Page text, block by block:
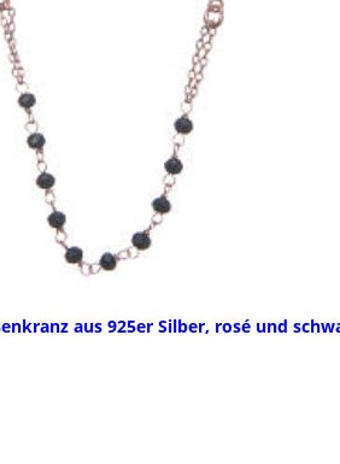
aus 925er Silber, rosé und